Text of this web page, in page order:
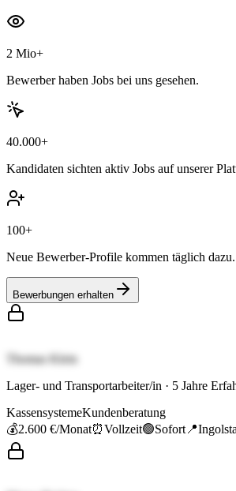
2 Mio+
Bewerber haben Jobs bei uns gesehen.
40.000+
Kandidaten sichten aktiv Jobs auf unserer
100+
Neue Bewerber-Profile kommen täglich dazu.
Bewerbungen erhalten
Thomas Klein
Lager- und Transportarbeiter/in · 5 Jahre
KassensystemeKundenberatung
💰2.600 €/Monat⏰Vollzeit🟢Sofort 📍